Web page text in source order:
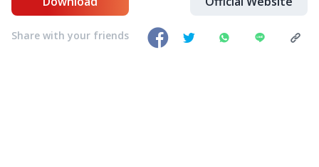
Share with your friends